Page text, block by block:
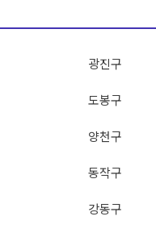
광진구
도봉구
양천구
동작구
강동구